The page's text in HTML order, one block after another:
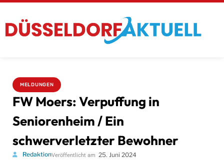
MELDUNGEN
FW Moers: Verpuffung in
Seniorenheim / Ein
schwerverletzter Bewohner
RedaktionVeröffentlicht am 25. Juni 2024